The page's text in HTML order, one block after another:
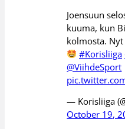
Joensuun
kuuma, kun
kolmosta.
#Korisliiga
@ViihdeSport
— Korisliiga
October 19,